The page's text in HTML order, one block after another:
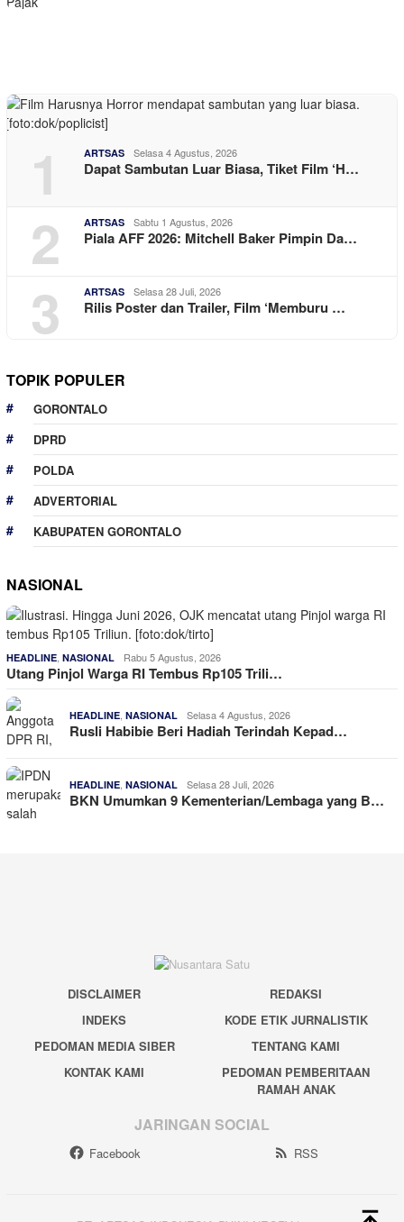
1 ARTSAS Selasa 4 Agustus, 2026
Dapat Sambutan Luar Biasa, Tiket Film ‘H…
2 ARTSAS Sabtu 1 Agustus, 2026
Piala AFF 2026: Mitchell Baker Pimpin Da…
3 ARTSAS Selasa 28 Juli, 2026
Rilis Poster dan Trailer, Film ‘Memburu …
TOPIK POPULER
GORONTALO
DPRD
POLDA
ADVERTORIAL
KABUPATEN GORONTALO
NASIONAL
HEADLINE NASIONAL Rabu 5 Agustus, 2026
Utang Pinjol Warga RI Tembus Rp105 Trili…
HEADLINE NASIONAL Selasa 4 Agustus, 2026
Rusli Habibie Beri Hadiah Terindah Kepad…
HEADLINE NASIONAL Selasa 28 Juli, 2026
BKN Umumkan 9 Kementerian/Lembaga yang B…
DISCLAIMER
REDAKSI
INDEKS
KODE ETIK JURNALISTIK
PEDOMAN MEDIA SIBER
TENTANG KAMI
KONTAK KAMI
PEDOMAN PEMBERITAAN
RAMAH ANAK
JARINGAN SOCIAL
Facebook RSS